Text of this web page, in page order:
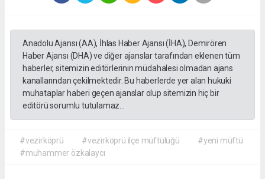
Anadolu Ajansı (AA), İhlas Haber Ajansı (İHA), Demirören
Haber Ajansı (DHA) ve diğer ajanslar tarafından eklenen tüm
haberler, sitemizin editörlerinin müdahalesi olmadan ajans
kanallarından çekilmektedir. Bu haberlerde yer alan hukuki
muhataplar haberi geçen ajanslar olup sitemizin hiç bir
editörü sorumlu tutulamaz...
#vezirköprü #vezirköprü ilçe müftülüğü
#yeni müftü
#muhammer özkalaycı